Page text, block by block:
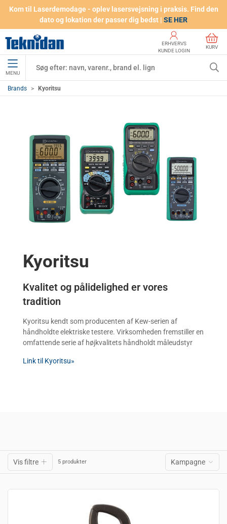
Kom til Laserdemodage - oplev lasersvejsning i praksis. Find den
dato og lokation der passer dig bedst | SE HER
ERHVERVS
KUNDE LOGIN
KURV
MENU
Brands Kyoritsu
Kyoritsu
Kvalitet og pålidelighed er vores
tradition
Kyoritsu kendt som producenten af Kew-serien af
håndholdte elektriske testere. Virksomheden fremstiller en
omfattende serie af højkvalitets håndholdt måleudstyr
Link til Kyoritsu»
Vis filtre 5 produkter Kampagne